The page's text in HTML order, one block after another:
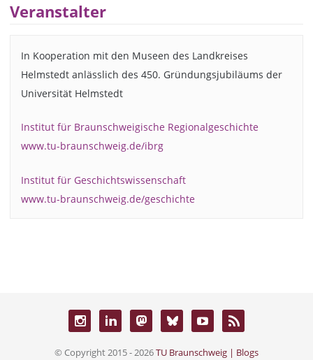
Veranstalter
In Kooperation mit den Museen des Landkreises
Helmstedt anlässlich des 450. Gründungsjubiläums der
Universität Helmstedt
Institut für Braunschweigische Regionalgeschichte
www.tu-braunschweig.de/ibrg
Institut für Geschichtswissenschaft
www.tu-braunschweig.de/geschichte
© Copyright 2015 - 2026TU Braunschweig | Blogs